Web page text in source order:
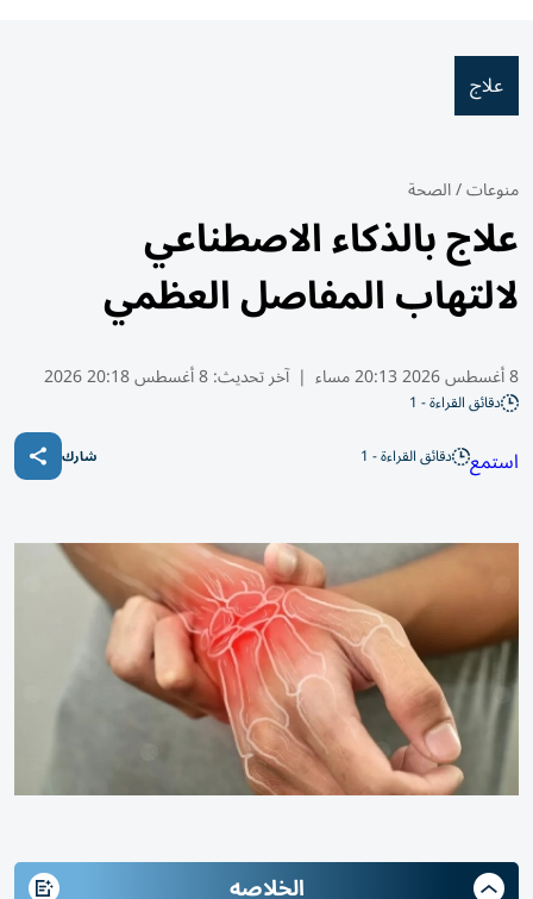
علاج
منوعات/الصحة
علاج بالذكاء الاصطناعي
لالتهاب المفاصل العظمي
8 أغسطس 2026 20:13 مساء | آخر تحديث:8 أغسطس 20:18 2026
دقائق القراءة - 1
استمع دقائق القراءة - 1 شارك
الخلاصه